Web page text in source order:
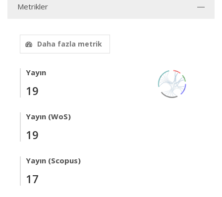
Metrikler
Daha fazla metrik
Yayın
19
Yayın (WoS)
19
Yayın (Scopus)
17